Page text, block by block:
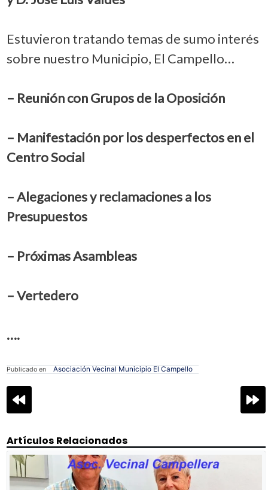
Estuvieron tratando temas de sumo interés
sobre nuestro Municipio, El Campello…
– Reunión con Grupos de la Oposición
– Manifestación por los desperfectos en el
Centro Social
– Alegaciones y reclamaciones a los
Presupuestos
– Próximas Asambleas
– Vertedero
….
Publicado en Asociación Vecinal Municipio El Campello
Navegación
de
Artículos Relacionados